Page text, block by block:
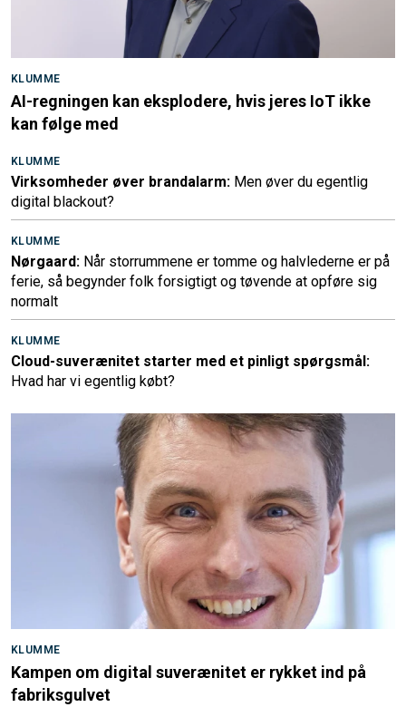
KLUMME
AI-regningen kan eksplodere, hvis jeres IoT ikke
kan følge med
KLUMME
Virksomheder øver brandalarm: Men øver du egentlig
digital blackout?
KLUMME
Nørgaard: Når storrummene er tomme og halvlederne er på
ferie, så begynder folk forsigtigt og tøvende at opføre sig
normalt
KLUMME
Cloud-suverænitet starter med et pinligt spørgsmål:
Hvad har vi egentlig købt?
KLUMME
Kampen om digital suverænitet er rykket ind på
fabriksgulvet